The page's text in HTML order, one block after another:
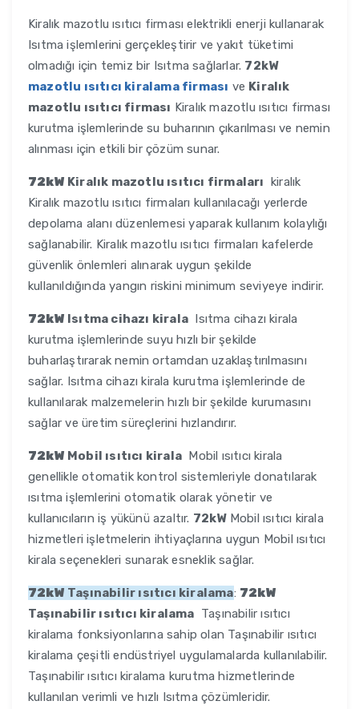
Kiralık mazotlu ısıtıcı firması elektrikli enerji kullanarak
Isıtma işlemlerini gerçekleştirir ve yakıt tüketimi
olmadığı için temiz bir Isıtma sağlarlar. 72kW
mazotlu ısıtıcı kiralama firması ve Kiralık
mazotlu ısıtıcı firması Kiralık mazotlu ısıtıcı firması
kurutma işlemlerinde su buharının çıkarılması ve nemin
alınması için etkili bir çözüm sunar.
72kW Kiralık mazotlu ısıtıcı firmaları kiralık
Kiralık mazotlu ısıtıcı firmaları kullanılacağı yerlerde
depolama alanı düzenlemesi yaparak kullanım kolaylığı
sağlanabilir. Kiralık mazotlu ısıtıcı firmaları kafelerde
güvenlik önlemleri alınarak uygun şekilde
kullanıldığında yangın riskini minimum seviyeye indirir.
72kW Isıtma cihazı kirala Isıtma cihazı kirala
kurutma işlemlerinde suyu hızlı bir şekilde
buharlaştırarak nemin ortamdan uzaklaştırılmasını
sağlar. Isıtma cihazı kirala kurutma işlemlerinde de
kullanılarak malzemelerin hızlı bir şekilde kurumasını
sağlar ve üretim süreçlerini hızlandırır.
72kW Mobil ısıtıcı kirala Mobil ısıtıcı kirala
genellikle otomatik kontrol sistemleriyle donatılarak
ısıtma işlemlerini otomatik olarak yönetir ve
kullanıcıların iş yükünü azaltır. 72kWMobil ısıtıcı kirala
hizmetleri işletmelerin ihtiyaçlarına uygun Mobil ısıtıcı
kirala seçenekleri sunarak esneklik sağlar.
72kW Taşınabilir ısıtıcı kiralama: 72kW
Taşınabilir ısıtıcı kiralama Taşınabilir ısıtıcı
kiralama fonksiyonlarına sahip olan Taşınabilir ısıtıcı
kiralama çeşitli endüstriyel uygulamalarda kullanılabilir.
Taşınabilir ısıtıcı kiralama kurutma hizmetlerinde
kullanılan verimli ve hızlı Isıtma çözümleridir.